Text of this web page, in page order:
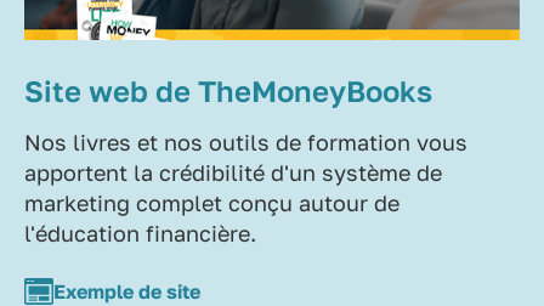
Site web de TheMoneyBooks
Nos livres et nos outils de formation vous
apportent la crédibilité d'un système de
marketing complet conçu autour de
l'éducation financière.
Exemple de site